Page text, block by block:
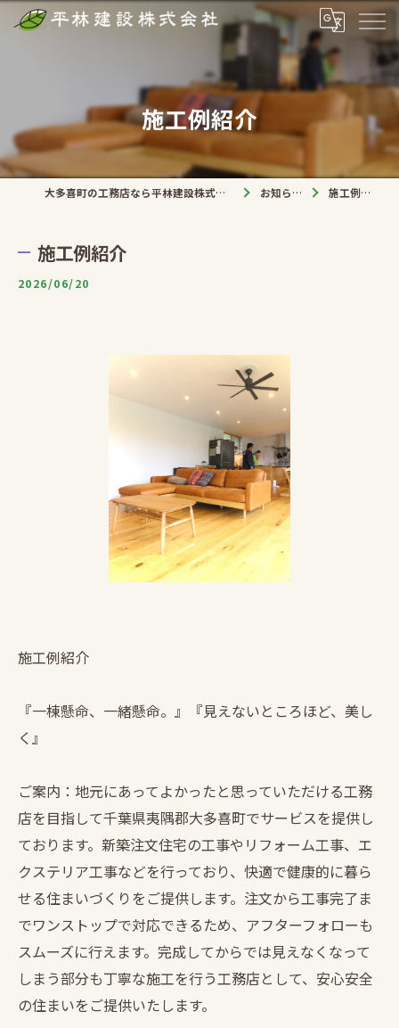
施工例紹介
大多喜町の工務店なら平林建設株式会社 お知らせ 施工例紹介
施工例紹介
2026/06/20
施工例紹介
『一棟懸命、一緒懸命。』『見えないところほど、美し
く』
ご案内：地元にあってよかったと思っていただける工務
店を目指して千葉県夷隅郡大多喜町でサービスを提供し
ております。新築注文住宅の工事やリフォーム工事、エ
クステリア工事などを行っており、快適で健康的に暮ら
せる住まいづくりをご提供します。注文から工事完了ま
でワンストップで対応できるため、アフターフォローも
スムーズに行えます。完成してからでは見えなくなって
しまう部分も丁寧な施工を行う工務店として、安心安全
の住まいをご提供いたします。